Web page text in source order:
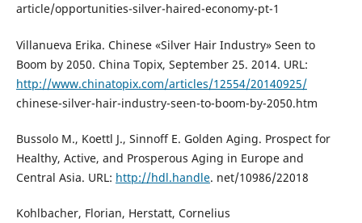
article/opportunities-silver-haired-economy-pt-1
Villanueva Erika. Chinese «Silver Hair Industry» Seen to
Boom by 2050. China Topix, September 25. 2014. URL:
http://www.chinatopix.com/articles/12554/20140925/
chinese-silver-hair-industry-seen-to-boom-by-2050.htm
Bussolo M., Koettl J., Sinnoff E. Golden Aging. Prospect for
Healthy, Active, and Prosperous Aging in Europe and
Central Asia. URL: http://hdl.handle. net/10986/22018
Kohlbacher, Florian, Herstatt, Cornelius